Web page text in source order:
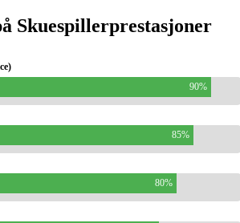
Skuespillerprestasjoner
90%
85%
80%